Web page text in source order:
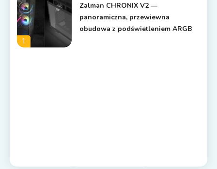
1
Zalman CHRONIX V2 —
panoramiczna, przewiewna
obudowa z podświetleniem ARGB